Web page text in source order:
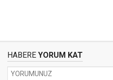
HABERE YORUM KAT